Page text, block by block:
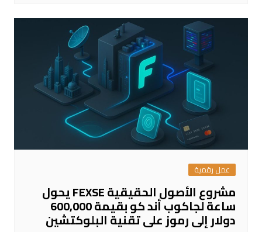
عمل رقمية
مشروع الأصول الحقيقية FEXSE يحول
ساعة لجاكوب أند كو بقيمة 600,000
دولار إلى رموز على تقنية البلوكتشين